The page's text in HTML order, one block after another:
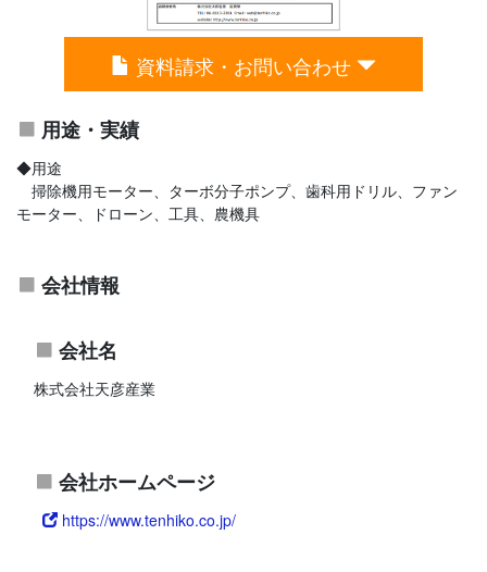
資料請求・お問い合わせ
用途・実績
◆用途
掃除機用モーター、ターボ分子ポンプ、歯科用ドリル、ファン
モーター、ドローン、工具、農機具
会社情報
会社名
株式会社天彦産業
会社ホームページ
https://www.tenhiko.co.jp/